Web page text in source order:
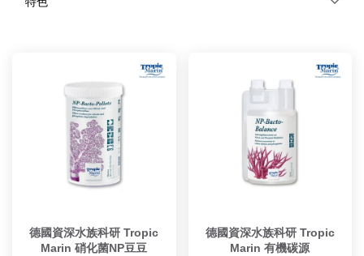
德國資深水族科研 Tropic
Marin 硝化菌NP豆豆
德國資深水族科研 Tropic
Marin 有機碳源